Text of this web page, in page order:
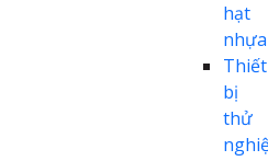
hạt
nhựa
Thiết
bị
thử